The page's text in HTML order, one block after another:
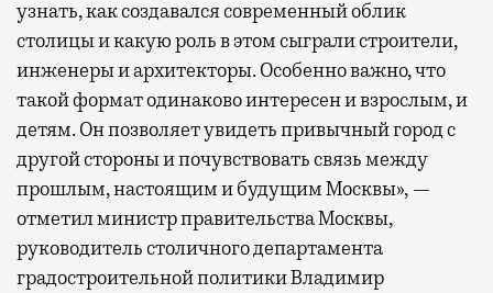
узнать, как создавался современный облик
столицы и какую роль в этом сыграли строители,
инженеры и архитекторы. Особенно важно, что
такой формат одинаково интересен и взрослым, и
детям. Он позволяет увидеть привычный город с
другой стороны и почувствовать связь между
прошлым, настоящим и будущим Москвы», —
отметил министр правительства Москвы,
руководитель столичного департамента
градостроительной политики Владимир